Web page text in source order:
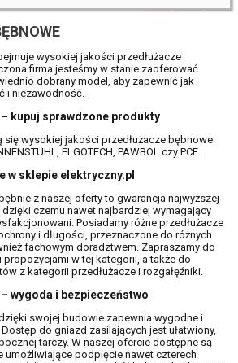
wysokiej jakości przedłużacze
firma jesteśmy w stanie zaoferować
dobrany model, aby zapewnić jak
i niezawodność.
– kupuj sprawdzone produkty
się wysokiej jakości przedłużacze bębnowe
ELGOTECH, PAWBOL czy PCE.
w sklepie elektryczny.pl
z naszej oferty to gwarancja najwyższej
czemu nawet najbardziej wymagający
Posiadamy różne przedłużacze
i długości, przeznaczone do różnych
fachowym doradztwem. Zapraszamy do
propozycjami w tej kategorii, a także do
z kategorii przedłużacze i rozgałęźniki.
wygoda i bezpieczeństwo
swojej budowie zapewnia wygodne i
do gniazd zasilających jest ułatwiony,
tarczy. W naszej ofercie dostępne są
umożliwiające podpięcie nawet czterech